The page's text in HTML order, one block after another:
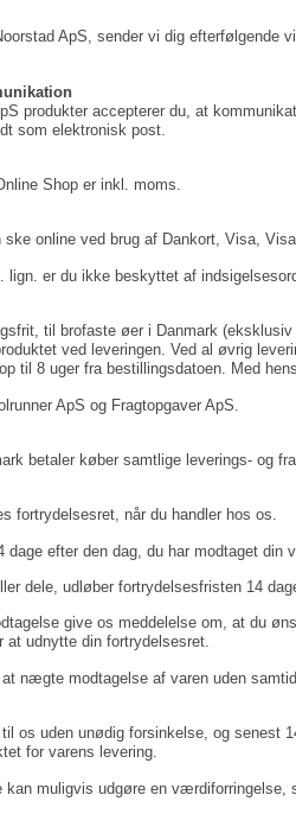
ApS, sender vi dig
produkter accepterer du, at
som elektronisk post.
Shop er inkl. moms.
ske online ved brug af Dankort, Visa,
er du ikke beskyttet af
til brofaste øer i Danmark
ved leveringen. Ved al øvrig
til 8 uger fra bestillingsdatoen. Med
ApS og Fragtopgaver ApS.
betaler køber samtlige leverings- og
fortrydelsesret, når du handler hos os.
dage efter den dag, du har modtaget
dele, udløber fortrydelsesfristen 14
give os meddelelse om, at du
udnytte din fortrydelsesret.
nægte modtagelse af varen uden
os uden unødig forsinkelse, og
for varens levering.
kan muligvis udgøre en